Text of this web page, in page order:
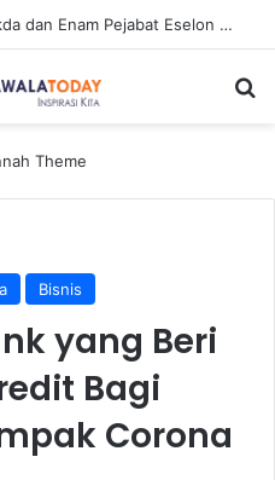
Wako Pekanbaru Lantik Sekda dan Enam Pejabat Eselon Lainnya
Bisnis
yang Beri
Bagi
Corona